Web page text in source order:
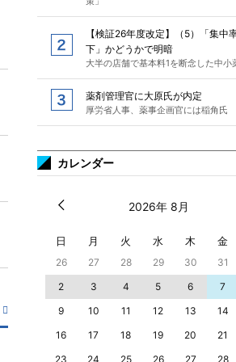
【検証26年度改定】（5）「集中
下」かどうかで明暗
大半の店舗で基本料1を断念した中小
薬剤管理官に大原氏が内定
厚労省人事、薬事企画官には稲角氏
カレンダー
2026年 8月
日 月 火 水 木 金
26 27 28 29 30 31
2
3 4 5 6 7
9
10 11 12 13 14
16
17 18 19 20 21
23
24 25 26 27 28